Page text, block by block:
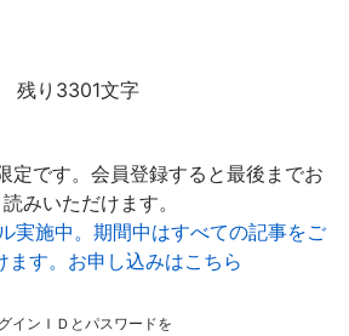
残り3301文字
定です。会員登録すると最後までお
読みいただけます。
実施中。期間中はすべての記事をご
ます。お申し込みはこちら
インＩＤとパスワードを